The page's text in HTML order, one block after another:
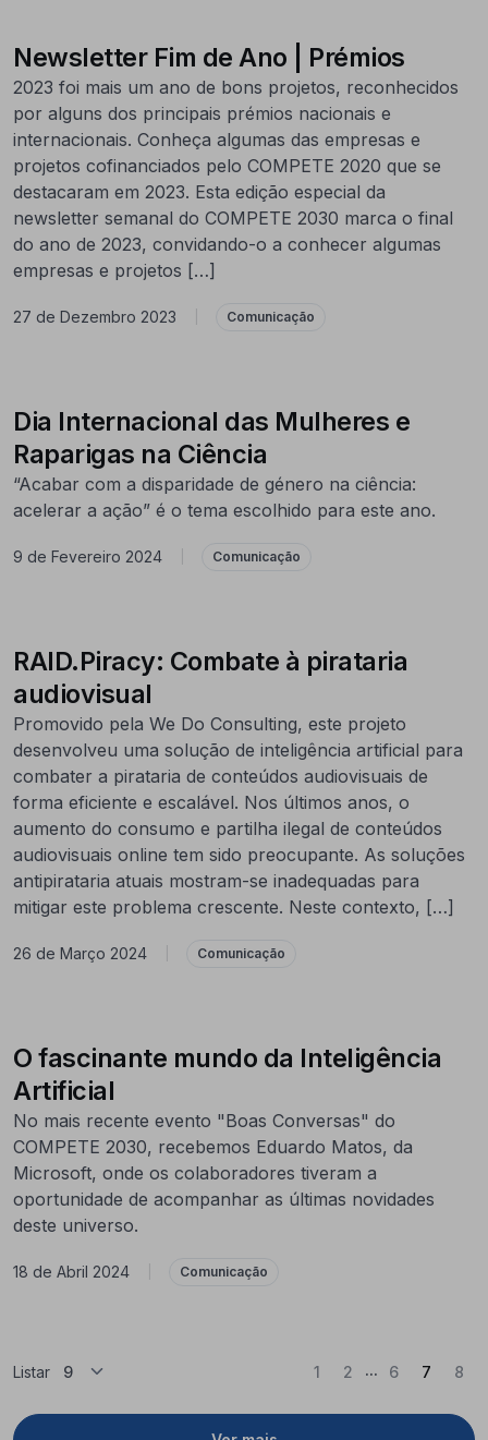
Newsletter Fim de Ano | Prémios
2023 foi mais um ano de bons projetos, reconhecidos
por alguns dos principais prémios nacionais e
internacionais. Conheça algumas das empresas e
projetos cofinanciados pelo COMPETE 2020 que se
destacaram em 2023. Esta edição especial da
newsletter semanal do COMPETE 2030 marca o final
do ano de 2023, convidando-o a conhecer algumas
empresas e projetos […]
27 de Dezembro 2023 Comunicação
Dia Internacional das Mulheres e
Raparigas na Ciência
“Acabar com a disparidade de género na ciência:
acelerar a ação” é o tema escolhido para este ano.
9 de Fevereiro 2024 Comunicação
RAID.Piracy: Combate à pirataria
audiovisual
Promovido pela We Do Consulting, este projeto
desenvolveu uma solução de inteligência artificial para
combater a pirataria de conteúdos audiovisuais de
forma eficiente e escalável. Nos últimos anos, o
aumento do consumo e partilha ilegal de conteúdos
audiovisuais online tem sido preocupante. As soluções
antipirataria atuais mostram-se inadequadas para
mitigar este problema crescente. Neste contexto, […]
26 de Março 2024 Comunicação
O fascinante mundo da Inteligência
Artificial
No mais recente evento "Boas Conversas" do
COMPETE 2030, recebemos Eduardo Matos, da
Microsoft, onde os colaboradores tiveram a
oportunidade de acompanhar as últimas novidades
deste universo.
18 de Abril 2024 Comunicação
Listar 1 2 ... 6 7(Atual)
8